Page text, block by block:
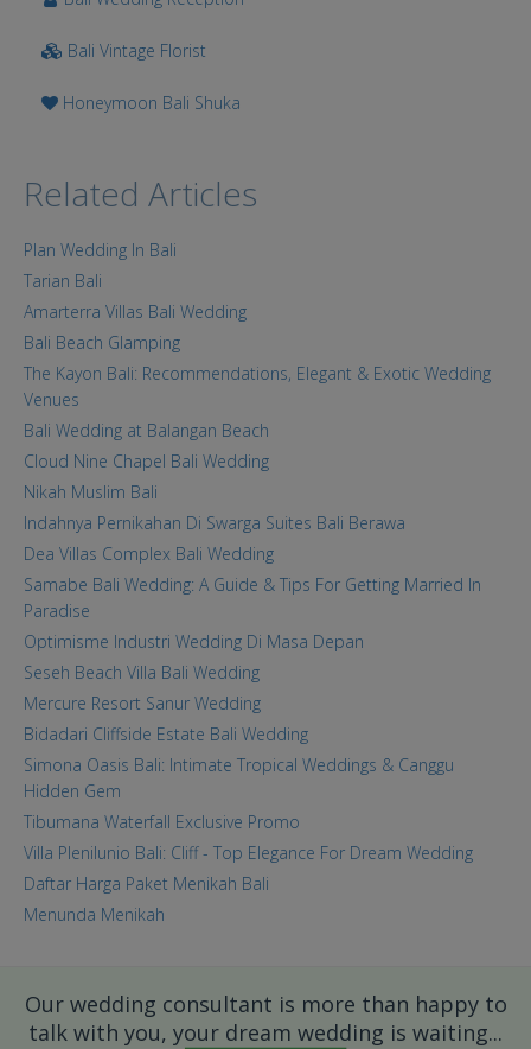
Bali Vintage Florist
Honeymoon Bali Shuka
Related Articles
Plan Wedding In Bali
Tarian Bali
Amarterra Villas Bali Wedding
Bali Beach Glamping
The Kayon Bali: Recommendations, Elegant & Exotic Wedding
Venues
Bali Wedding at Balangan Beach
Cloud Nine Chapel Bali Wedding
Nikah Muslim Bali
Indahnya Pernikahan Di Swarga Suites Bali Berawa
Dea Villas Complex Bali Wedding
Samabe Bali Wedding: A Guide & Tips For Getting Married In
Paradise
Optimisme Industri Wedding Di Masa Depan
Seseh Beach Villa Bali Wedding
Mercure Resort Sanur Wedding
Bidadari Cliffside Estate Bali Wedding
Simona Oasis Bali: Intimate Tropical Weddings & Canggu
Hidden Gem
Tibumana Waterfall Exclusive Promo
Villa Plenilunio Bali: Cliff - Top Elegance For Dream Wedding
Daftar Harga Paket Menikah Bali
Menunda Menikah
Our wedding consultant is more than happy to
talk with you, your dream wedding is waiting...